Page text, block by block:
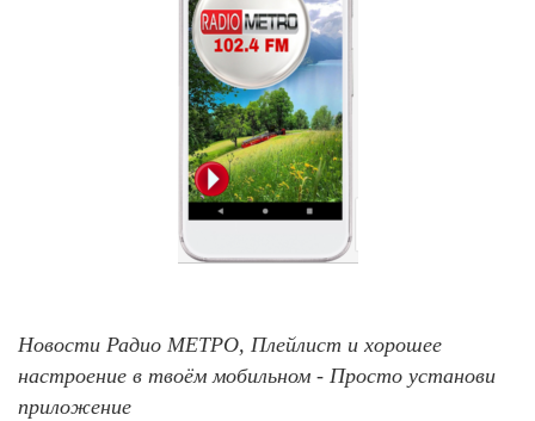
Новости Радио МЕТРО, Плейлист и хорошее
настроение в твоём мобильном - Просто установи
приложение